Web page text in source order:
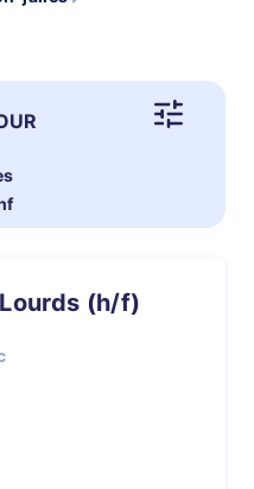
Lourds (h/f)